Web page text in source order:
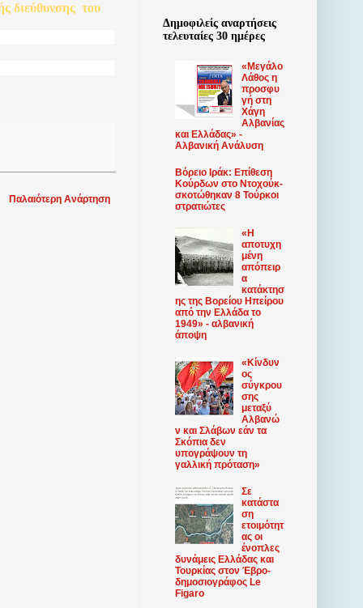
διεύθυνσης του
Παλαιότερη Ανάρτηση
Δημοφιλείς αναρτήσεις
τελευταίες 30 ημέρες
«Μεγάλο
Λάθος η
προσφυ
γή στη
Χάγη
Αλβανίας
και Ελλάδας» -
Αλβανική Ανάλυση
Βόρειο Ιράκ: Επίθεση
Κούρδων στο Ντοχούκ-
σκοτώθηκαν 8 Τούρκοι
στρατιώτες
«Η
αποτυχη
μένη
απόπειρ
α
κατάκτησ
ης της Βορείου Ηπείρου
από την Ελλάδα το
1949» - αλβανική
άποψη
«Κίνδυν
ος
σύγκρου
σης
μεταξύ
Αλβανώ
ν και Σλάβων εάν τα
Σκόπια δεν
υπογράψουν τη
γαλλική πρόταση»
Σε
κατάστα
ση
ετοιμότητ
ας οι
ένοπλες
δυνάμεις Ελλάδας και
Τουρκίας στον Έβρο-
δημοσιογράφος Le
Figaro